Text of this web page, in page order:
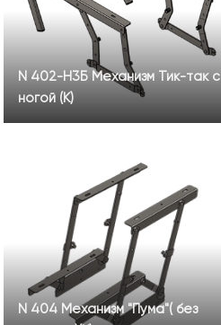
N 402-H3Б Механизм Тик-так с
ногой (К)
N 404 Механизм "Пума"( без